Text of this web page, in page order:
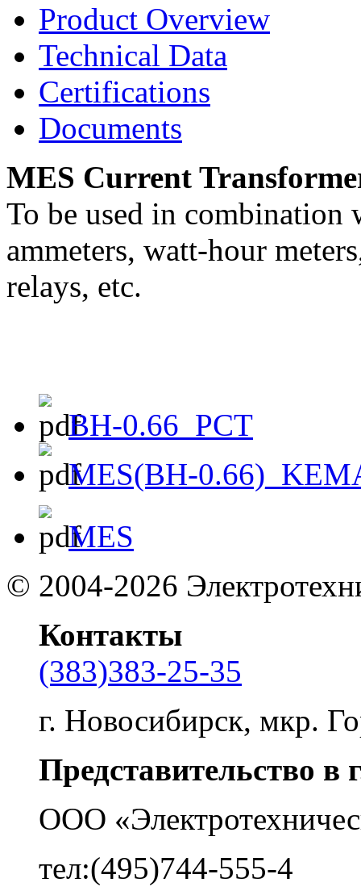
Product Overview
Technical Data
Certifications
Documents
MES Current
To be used in combination
ammeters, watt-hour
relays, etc.
BH-0.66_PCT
MES(BH-
MES
© 2004-2026
Контакты
(383)383-25-35
г. Новосибирск, мкр.
Представительство в
ООО
тел:(495)744-555-4